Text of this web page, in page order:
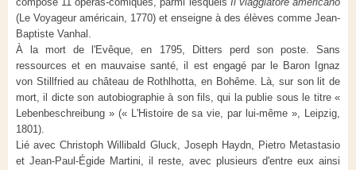
(Le Voyageur américain, 1770) et enseigne à des élèves comme Jean-
Baptiste Vanhal.
À la mort de l'Evêque, en 1795, Ditters perd son poste. Sans
ressources et en mauvaise santé, il est engagé par le Baron Ignaz
von Stillfried au château de Rothlhotta, en Bohême. Là, sur son lit de
mort, il dicte son autobiographie à son fils, qui la publie sous le titre «
Lebenbeschreibung » (« L'Histoire de sa vie, par lui-même », Leipzig,
1801).
Lié avec Christoph Willibald Gluck, Joseph Haydn, Pietro Metastasio
et Jean-Paul-Égide Martini, il reste, avec plusieurs d'entre eux ainsi